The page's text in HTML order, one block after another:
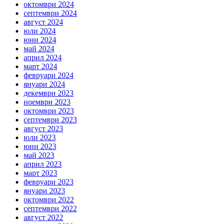
октомври 2024
септември 2024
август 2024
юли 2024
юни 2024
май 2024
април 2024
март 2024
февруари 2024
януари 2024
декември 2023
ноември 2023
октомври 2023
септември 2023
август 2023
юли 2023
юни 2023
май 2023
април 2023
март 2023
февруари 2023
януари 2023
октомври 2022
септември 2022
август 2022